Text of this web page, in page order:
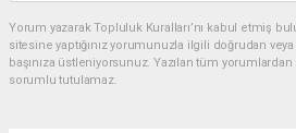
Yorum yazarak Topluluk Kuralları’nı kabul etmiş
sitesine yaptığınız yorumunuzla ilgili doğrudan
başınıza üstleniyorsunuz. Yazılan tüm
sorumlu tutulamaz.